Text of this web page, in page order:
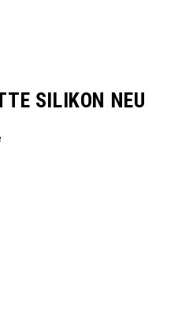
SILIKON NEU